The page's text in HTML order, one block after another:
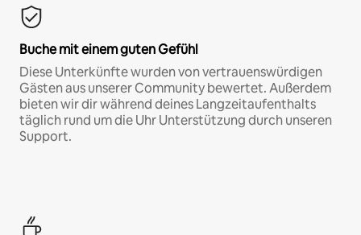
Buche mit einem guten Gefühl
Diese Unterkünfte wurden von vertrauenswürdigen
Gästen aus unserer Community bewertet. Außerdem
bieten wir dir während deines Langzeitaufenthalts
täglich rund um die Uhr Unterstützung durch unseren
Support.